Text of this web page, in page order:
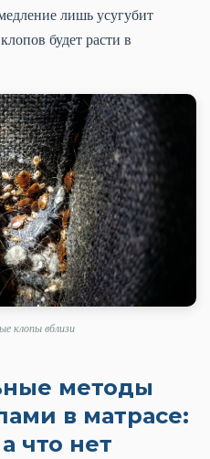
лишь усугубит
будет расти в
клопы вблизи
методы
в матрасе:
что нет